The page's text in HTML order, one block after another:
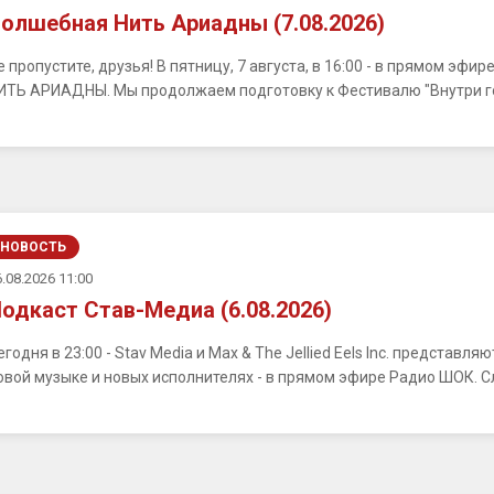
Нить Ариадны (7.08.2026)
пропустите, друзья! В пятницу, 7 августа, в 16:00 - в прямом
АРИАДНЫ. Мы продолжаем подготовку к Фестивалю "Внутри
НОВОСТЬ
11:00
Став-Медиа (6.08.2026)
в 23:00 - Stav Media и Max & The Jellied Eels Inc.
музыке и новых исполнителях - в прямом эфире Радио ШОК.